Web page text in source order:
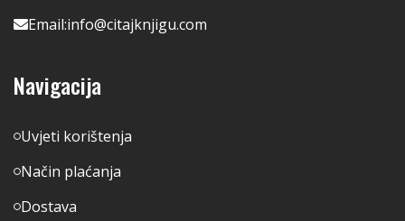
Email:info@citajknjigu.com
Navigacija
Uvjeti korištenja
Način plaćanja
Dostava